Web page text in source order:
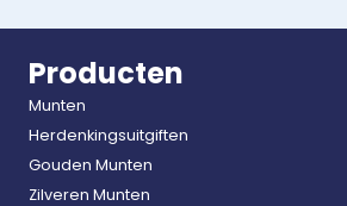
Producten
Munten
Herdenkingsuitgiften
Gouden Munten
Zilveren Munten